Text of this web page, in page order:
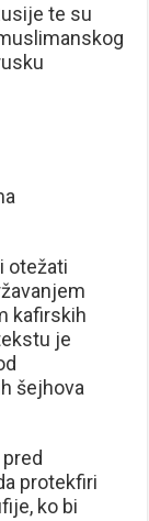
te su
otežati
kafirskih
je
šejhova
protekfiri
ko bi